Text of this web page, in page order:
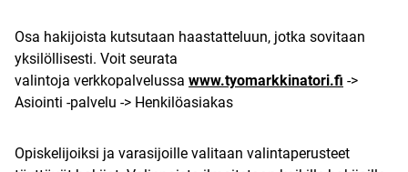
Osa hakijoista kutsutaan haastatteluun, jotka sovitaan
yksilöllisesti. Voit seurata
valintoja verkkopalvelussa www.tyomarkkinatori.fi ->
Asiointi -palvelu -> Henkilöasiakas
Opiskelijoiksi ja varasijoille valitaan valintaperusteet